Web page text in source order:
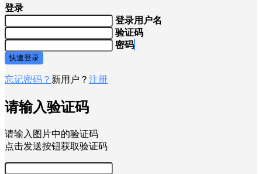
登录
登录用户名
验证码
密码
快速登录
忘记密码？ 新用户？ 注册
请输入验证码
请输入图片中的验证码
点击发送按钮获取验证码